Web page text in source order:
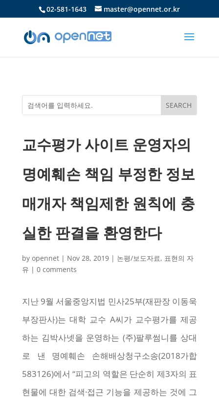
02-581-1643 master@opennet.or.kr
교수평가 사이트 운영자의
명예훼손 책임 부정한 정보
매개자 책임제한 원칙에 충
실한 판결을 환영한다
by opennet| Nov 28, 2019| 논평/보도자료, 표현의 자
유 | 0 comments
지난 9월 서울중앙지법 민사25부(재판장 이동욱
부장판사)는 대학 교수 A씨가 교수평가를 제공
하는 김박사넷을 운영하는 (주)팔루썸니를 상대
로 낸 명예훼손 손해배상청구소송(2018가합
583126)에서 “피고의 역할은 단순히 제3자의 표
현물에 대한 검색·접근 기능을 제공하는 것에 그